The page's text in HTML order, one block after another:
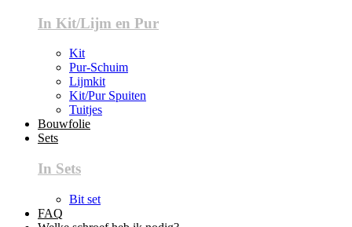
In Kit/Lijm en Pur
Kit
Pur-Schuim
Lijmkit
Kit/Pur Spuiten
Tuitjes
Bouwfolie
Sets
In Sets
Bit set
FAQ